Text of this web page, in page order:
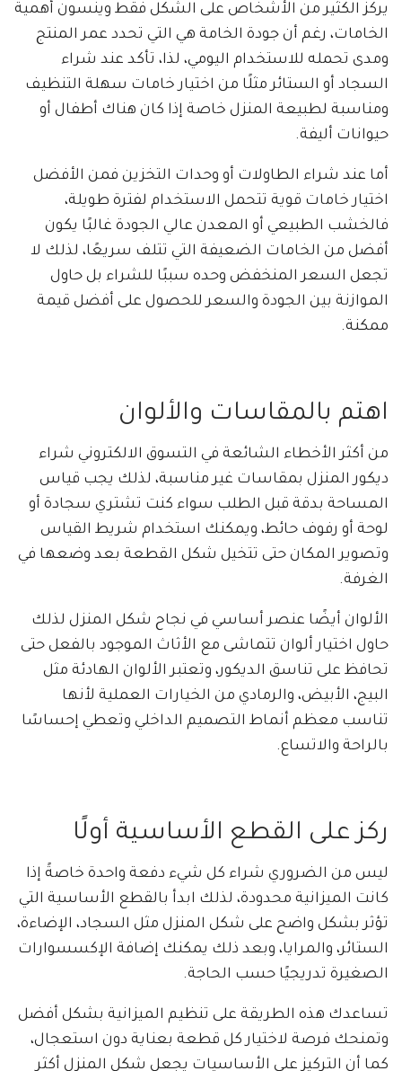
يركز الكثير من الأشخاص على الشكل فقط وينسون أهمية
الخامات، رغم أن جودة الخامة هي التي تحدد عمر المنتج
ومدى تحمله للاستخدام اليومي، لذا، تأكد عند شراء
السجاد أو الستائر مثلًا من اختيار خامات سهلة التنظيف
ومناسبة لطبيعة المنزل خاصة إذا كان هناك أطفال أو
حيوانات أليفة.
أما عند شراء الطاولات أو وحدات التخزين فمن الأفضل
اختيار خامات قوية تتحمل الاستخدام لفترة طويلة،
فالخشب الطبيعي أو المعدن عالي الجودة غالبًا يكون
أفضل من الخامات الضعيفة التي تتلف سريعًا، لذلك لا
تجعل السعر المنخفض وحده سببًا للشراء بل حاول
الموازنة بين الجودة والسعر للحصول على أفضل قيمة
ممكنة.
اهتم بالمقاسات والألوان
من أكثر الأخطاء الشائعة في التسوق الالكتروني شراء
ديكور المنزل بمقاسات غير مناسبة، لذلك يجب قياس
المساحة بدقة قبل الطلب سواء كنت تشتري سجادة أو
لوحة أو رفوف حائط، ويمكنك استخدام شريط القياس
وتصوير المكان حتى تتخيل شكل القطعة بعد وضعها في
الغرفة.
الألوان أيضًا عنصر أساسي في نجاح شكل المنزل لذلك
حاول اختيار ألوان تتماشى مع الأثاث الموجود بالفعل حتى
تحافظ على تناسق الديكور، وتعتبر الألوان الهادئة مثل
البيج، الأبيض، والرمادي من الخيارات العملية لأنها
تناسب معظم أنماط التصميم الداخلي وتعطي إحساسًا
بالراحة والاتساع.
ركز على القطع الأساسية أولًا
ليس من الضروري شراء كل شيء دفعة واحدة خاصةً إذا
كانت الميزانية محدودة، لذلك ابدأ بالقطع الأساسية التي
تؤثر بشكل واضح على شكل المنزل مثل السجاد، الإضاءة،
الستائر، والمرايا، وبعد ذلك يمكنك إضافة الإكسسوارات
الصغيرة تدريجيًا حسب الحاجة.
تساعدك هذه الطريقة على تنظيم الميزانية بشكل أفضل
وتمنحك فرصة لاختيار كل قطعة بعناية دون استعجال،
كما أن التركيز على الأساسيات يجعل شكل المنزل أكثر